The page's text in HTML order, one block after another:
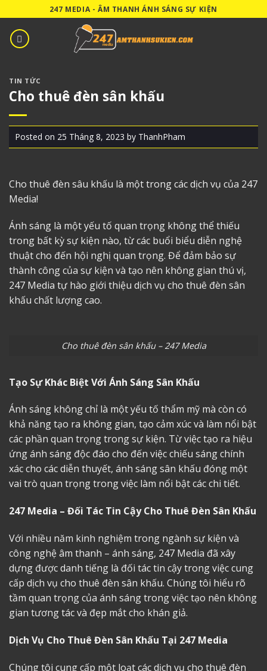
to
content
247 MEDIA - ÂM THANH ÁNH SÁNG SỰ KIỆN
TIN TỨC
Cho thuê đèn sân khấu
Posted on 25 Tháng 8, 2023 by ThanhPham
Cho thuê đèn sâu khấu là một trong các dịch vụ của 247
Media!
Ánh sáng là một yếu tố quan trọng không thể thiếu
trong bất kỳ sự kiện nào, từ các buổi biểu diễn nghệ
thuật cho đến hội nghị quan trọng. Để đảm bảo sự
thành công của sự kiện và tạo nên không gian thú vị,
247 Media tự hào giới thiệu dịch vụ cho thuê đèn sân
khấu chất lượng cao.
Cho thuê đèn sân khấu – 247 Media
Tạo Sự Khác Biệt Với Ánh Sáng Sân Khấu
Ánh sáng không chỉ là một yếu tố thẩm mỹ mà còn có
khả năng tạo ra không gian, tạo cảm xúc và làm nổi bật
các phần quan trọng trong sự kiện. Từ việc tạo ra hiệu
ứng ánh sáng độc đáo cho đến việc chiếu sáng chính
xác cho các diễn thuyết, ánh sáng sân khấu đóng một
vai trò quan trọng trong việc làm nổi bật các chi tiết.
247 Media – Đối Tác Tin Cậy Cho Thuê Đèn Sân Khấu
Với nhiều năm kinh nghiệm trong ngành sự kiện và
công nghệ âm thanh – ánh sáng, 247 Media đã xây
dựng được danh tiếng là đối tác tin cậy trong việc cung
cấp dịch vụ cho thuê đèn sân khấu. Chúng tôi hiểu rõ
tầm quan trọng của ánh sáng trong việc tạo nên không
gian tương tác và đẹp mắt cho khán giả.
Dịch Vụ Cho Thuê Đèn Sân Khấu Tại 247 Media
Chúng tôi cung cấp một loạt các dịch vụ cho thuê đèn